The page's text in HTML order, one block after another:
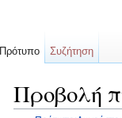
Προβολή
Πρότυπο Συζήτηση